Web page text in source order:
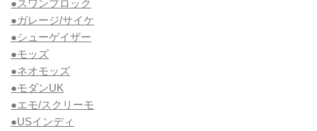
●スワンプロック
●ガレージ/サイケ
●シューゲイザー
●モッズ
●ネオモッズ
●モダンUK
●エモ/スクリーモ
●USインディ